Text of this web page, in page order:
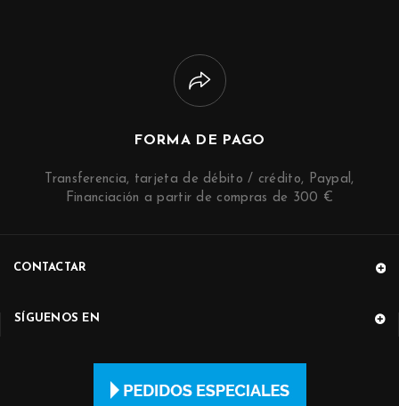
FORMA DE PAGO
Transferencia, tarjeta de débito / crédito, Paypal,
Financiación a partir de compras de 300 €
CONTACTAR
SÍGUENOS EN